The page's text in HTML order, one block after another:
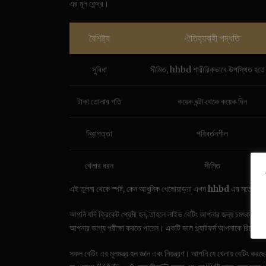
এর মূল কেন্দ্র।
বৈশিষ্ট্য ঐতিহ্যবাহী পদ্ধতি
সুবিধা সীমিত, hhbd শারীরিকভাবে উপস্থিত
টাকা তোলার গতি কয়েক ঘন্টা থেকে কয়েক দিন
নিরাপত্তা পরিবর্তনশীল
খেলার ধরন সীমিত
এই তুলনা থেকে স্পষ্ট, কেন আধুনিক খেলোয়াড়রা এখনhhbdএর মতো
আপনি যদি ক্রিকেট প্রেমী হন, তাহলে লাইভ বেটিং আপনার জন্য চমৎকার
আপনার ভাগ্য পরীক্ষা করতে পারেন। একটি ভাল প্ল্যাটফর্ম আপনাকে রিয়েল-
সফল বেটিং এর মূলমন্ত্র হল জ্ঞান এবং নিয়ন্ত্রণ। আপনি যে খেলায় বেটিং